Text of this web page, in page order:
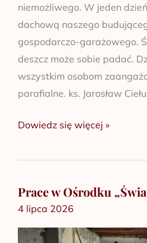
niemożliwego. W jeden
dachową naszego
gospodarczo-garażowego.
deszcz może sobie padać.
wszystkim osobom
parafialne. ks. Jarosław
Dowiedz się więcej »
Prace w Ośrodku
4 lipca 2026
Prace
w
Ośrodku